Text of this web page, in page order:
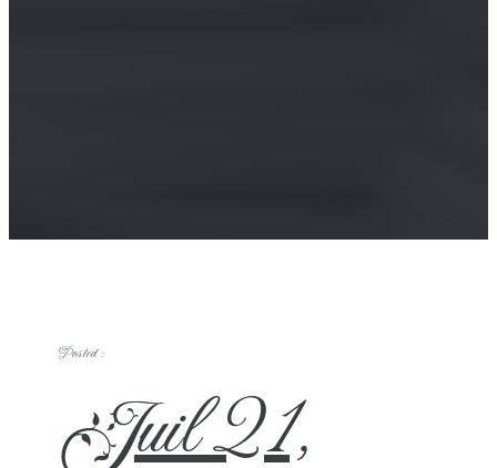
Posted :
Juil 21,